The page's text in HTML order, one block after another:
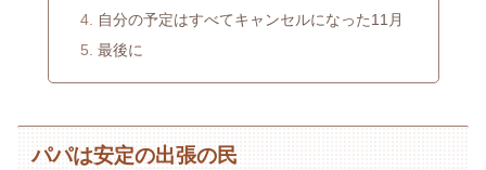
自分の予定はすべてキャンセルになった11月
最後に
パパは安定の出張の民